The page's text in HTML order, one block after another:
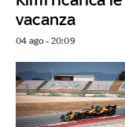
vacanza
04 ago - 20:09